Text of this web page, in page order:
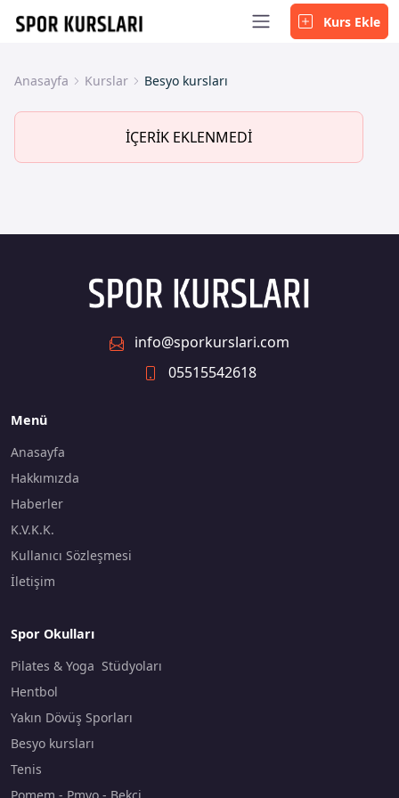
Kurs Ekle
Anasayfa Kurslar Besyo kursları
İÇERİK EKLENMEDİ
info@sporkurslari.com
05515542618
Menü
Anasayfa
Hakkımızda
Haberler
K.V.K.K.
Kullanıcı Sözleşmesi
İletişim
Spor Okulları
Pilates & Yoga Stüdyoları
Hentbol
Yakın Dövüş Sporları
Besyo kursları
Tenis